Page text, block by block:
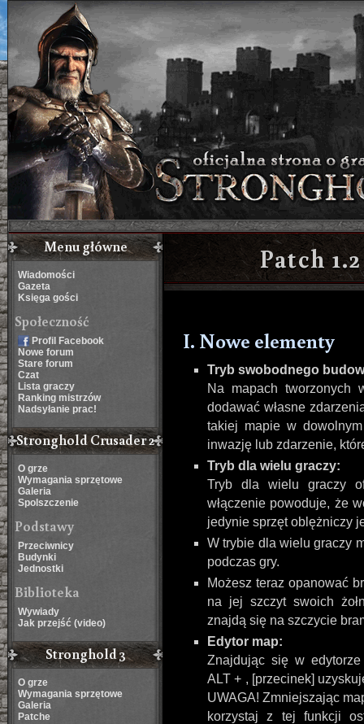
Menu główne
Wiadomości
Gazeta
Księga gości
Społeczność
Profil Facebook
Nowe forum
Stare forum
Czat
Lista graczy
Ranking mistrzów
Nadsyłanie prac!
Stronghold Crusader 2
O grze
Wymagania sprzętowe
Galeria
Spolszczenie
Podstawy
Przeciwnicy
Budynki
Jednostki
Biblioteka
Wywiady
Jak przejść (video)
Stronghold 3
O grze
Wymagania sprzętowe
Galeria
Patche
Patch
I. Nowe elementy
Tryb swobodnego
Na mapach tworzonych
dodawać własne
takiej mapie w
inwazję lub zdarzenie,
Tryb dla wielu graczy:
Tryb dla wielu graczy
włączenie powoduje, że
jedynie sprzęt oblężniczy
W trybie dla wielu graczy
podczas gry.
Możesz teraz opanować
na jej szczyt swoich
znajdą się na szczycie
Edytor map:
Znajdując się w
ALT + , [przecinek]
UWAGA! Zmniejszając
korzystaj z tej funkcji